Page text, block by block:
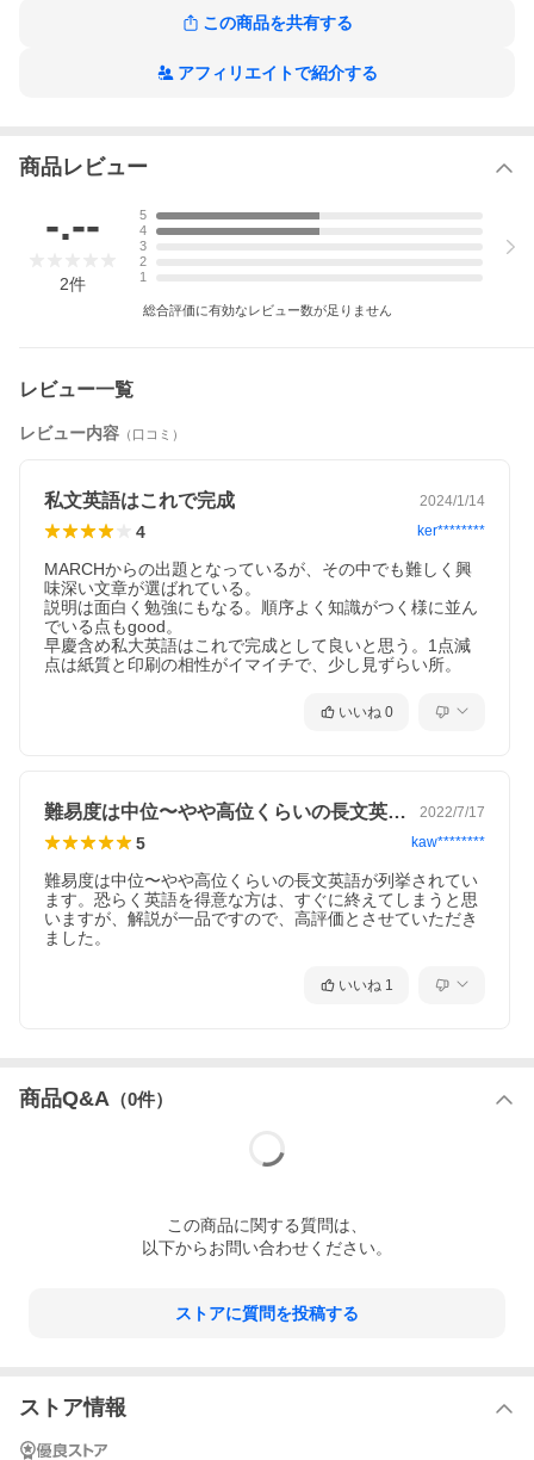
えます。本書は竹岡先生の日頃の授業の情熱と添削から得た知見
を凝縮した「英語長文問題集」の決定版です。
■竹岡先生の授業のエッセンスを凝縮したくわしい解説！
い、モニターの「正答率」をパーセンテージで表示しています。
知識や関連表現、解答のコツなどをコンパクトにまとめた「Road
to Supremacy」、「正答率」がとくに低かった問題について、受
験生を励ますために竹岡先生がコメントを加える「Cheer up!
」、和文英訳の生徒答案についてコメントを加える「生徒答案メ
ッタ斬り」などのコーナーを充実させ、1冊の中に竹岡先生の授業
のエッセンスを詰め込みました。
問題英文については、全文訳のほか、詳しい語注、構造分析、補
す。
ネイティブスピーカーによる問題英文の読み上げ音声を特設ウェ
ング、音読、リピーティング、シャドーイング、リスニングなど
のトレーニングに活用いただけます。
この商品を共有する
アフィリエイトで紹介する
商品レビュー
-.--
2件
5
4
3
2
1
総合評価に有効なレビュー数が足りません
レビュー一覧
レビュー内容 （口コミ）
私文英語はこれで完成 2024/1/14
4 ker********
MARCHからの出題となっているが、その中でも難しく興
味深い文章が選ばれている。
説明は面白く勉強にもなる。順序よく知識がつく様に並ん
でいる点もgood。
早慶含め私大英語はこれで完成として良いと思う。1点減
点は紙質と印刷の相性がイマイチで、少し見ずらい所。
いいね 0
難易度は中位〜やや高位くらいの長文英語… 2022/7/17
5 kaw********
難易度は中位〜やや高位くらいの長文英語が列挙されてい
ます。恐らく英語を得意な方は、すぐに終えてしまうと思
いますが、解説が一品ですので、高評価とさせていただき
ました。
いいね 1
商品Q&A （0件）
この商品に関する質問は、
以下からお問い合わせください。
ストアに質問を投稿する
ストア情報